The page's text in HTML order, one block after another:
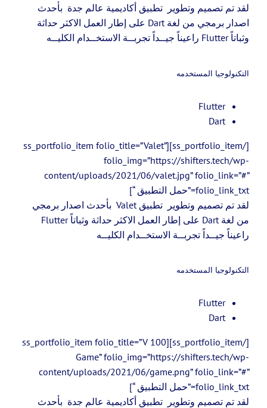
لقد تم تصميم وتطوير تطبيق أكاديمية عالم جدة بأحدث
اصدار برمجي من لغة Dart على إطار العمل الاكثر حداثة
وثباتاً Flutter راعيناً جيــداً تجربــة الاستخــدام الكليــه
التكنولوجيا المستخدمه
Flutter
Dart
[/ss_portfolio_item][ss_portfolio_item folio_title=”Valet”
folio_img=”https://shifters.tech/wp-
content/uploads/2021/06/valet.jpg” folio_link=”#”
folio_link_txt=”حمل التطبيق “]
لقد تم تصميم وتطوير تطبيق Valet بأحدث اصدار برمجي
من لغة Dart على إطار العمل الاكثر حداثة وثباتاً Flutter
راعيناً جيــداً تجربــة الاستخــدام الكليــه
التكنولوجيا المستخدمه
Flutter
Dart
[/ss_portfolio_item][ss_portfolio_item folio_title=”V 100
Game” folio_img=”https://shifters.tech/wp-
content/uploads/2021/06/game.png” folio_link=”#”
folio_link_txt=”حمل التطبيق “]
لقد تم تصميم وتطوير تطبيق أكاديمية عالم جدة بأحدث